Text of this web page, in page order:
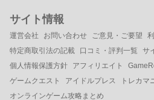
サイト情報
運営会社 お問い合わせ ご意見・ご要望
特定商取引法の記載
口コミ・評判一覧 サ
個人情報保護方針
アフィリエイト
ゲームクエスト
アイドルプレス
トレカマ
オンラインゲーム攻略まとめ